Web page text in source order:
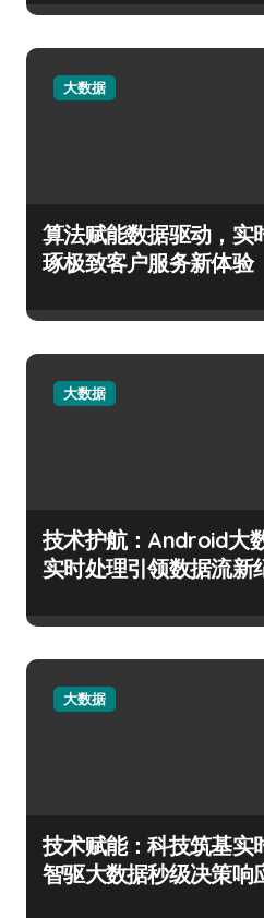
大数据
算法赋能数据驱动，实
琢极致客户服务新体验
大数据
技术护航：Android大
实时处理引领数据流新
大数据
技术赋能：科技筑基实
智驱大数据秒级决策响